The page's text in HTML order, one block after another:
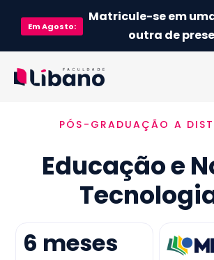
EmAgosto:
Matricule-se em
outra de
Ementa
Como funciona
Credenciamento MEC
Preço
PÓS-GRADUAÇÃO A
Educação e
6 meses